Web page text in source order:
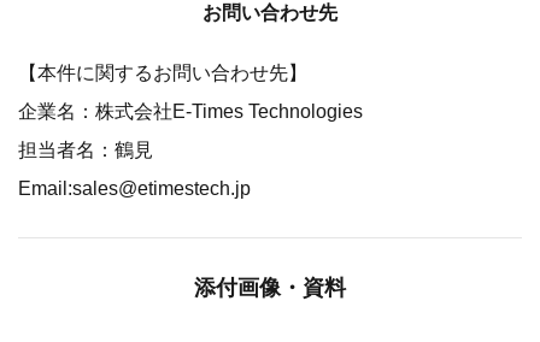
お問い合わせ先
【本件に関するお問い合わせ先】
企業名：株式会社E-Times Technologies
担当者名：鶴見
Email:sales@etimestech.jp
添付画像・資料